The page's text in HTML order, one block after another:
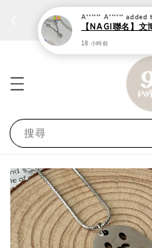
個性鋼戒任兩件
搜尋
A****** A****** added
【NAGI聯名】文
18 小時前